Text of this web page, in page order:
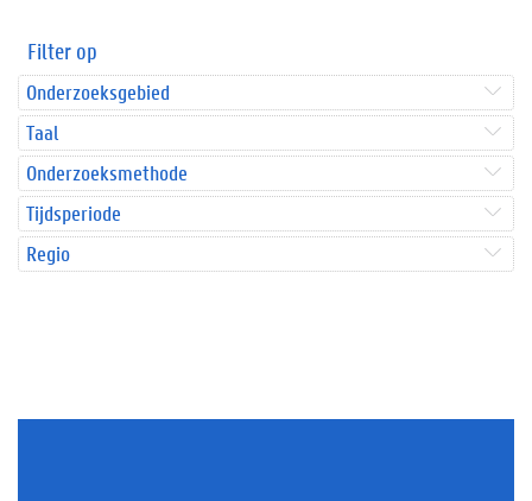
Filter op
Onderzoeksgebied
Taal
Onderzoeksmethode
Tijdsperiode
Regio